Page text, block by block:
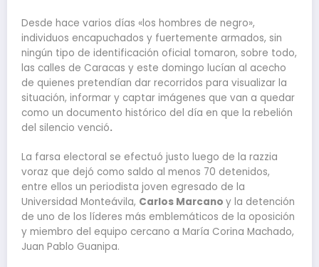
Desde hace varios días «los hombres de negro»,
individuos encapuchados y fuertemente armados, sin
ningún tipo de identificación oficial tomaron, sobre todo,
las calles de Caracas y este domingo lucían al acecho
de quienes pretendían dar recorridos para visualizar la
situación, informar y captar imágenes que van a quedar
como un documento histórico del día en que la rebelión
del silencio venció.
La farsa electoral se efectuó justo luego de la razzia
voraz que dejó como saldo al menos 70 detenidos,
entre ellos un periodista joven egresado de la
Universidad Monteávila, Carlos Marcano y la detención
de uno de los líderes más emblemáticos de la oposición
y miembro del equipo cercano a María Corina Machado,
Juan Pablo Guanipa.